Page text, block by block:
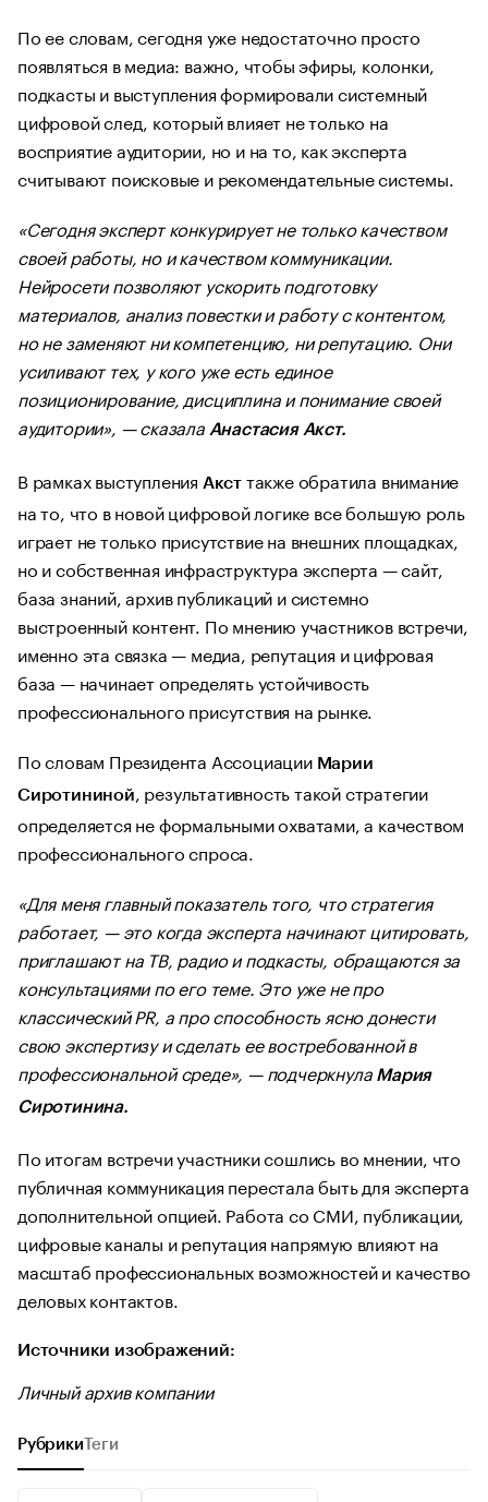
По ее словам, сегодня уже недостаточно просто
появляться в медиа: важно, чтобы эфиры, колонки,
подкасты и выступления формировали системный
цифровой след, который влияет не только на
восприятие аудитории, но и на то, как эксперта
считывают поисковые и рекомендательные системы.
«Сегодня эксперт конкурирует не только качеством
своей работы, но и качеством коммуникации.
Нейросети позволяют ускорить подготовку
материалов, анализ повестки и работу с контентом,
но не заменяют ни компетенцию, ни репутацию. Они
усиливают тех, у кого уже есть единое
позиционирование, дисциплина и понимание своей
аудитории», — сказала Анастасия Акст.
В рамках выступления Акст также обратила внимание
на то, что в новой цифровой логике все большую роль
играет не только присутствие на внешних площадках,
но и собственная инфраструктура эксперта — сайт,
база знаний, архив публикаций и системно
выстроенный контент. По мнению участников встречи,
именно эта связка — медиа, репутация и цифровая
база — начинает определять устойчивость
профессионального присутствия на рынке.
По словам Президента Ассоциации Марии
Сиротининой, результативность такой стратегии
определяется не формальными охватами, а качеством
профессионального спроса.
«Для меня главный показатель того, что стратегия
работает, — это когда эксперта начинают цитировать,
приглашают на ТВ, радио и подкасты, обращаются за
консультациями по его теме. Это уже не про
классический PR, а про способность ясно донести
свою экспертизу и сделать ее востребованной в
профессиональной среде», — подчеркнула Мария
Сиротинина.
По итогам встречи участники сошлись во мнении, что
публичная коммуникация перестала быть для эксперта
дополнительной опцией. Работа со СМИ, публикации,
цифровые каналы и репутация напрямую влияют на
масштаб профессиональных возможностей и качество
деловых контактов.
Источники изображений:
Личный архив компании
Рубрики Теги